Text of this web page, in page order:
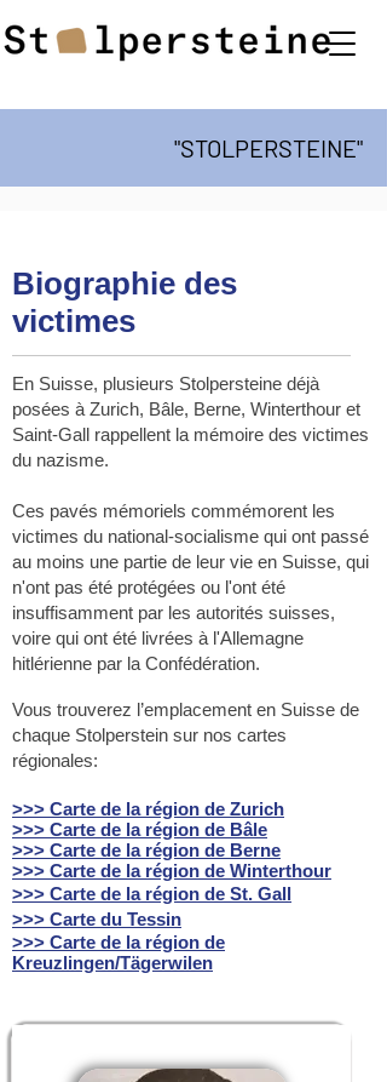
"STOLPERSTEINE"
Biographie des
victimes
En Suisse, plusieurs Stolpersteine déjà
posées à Zurich, Bâle, Berne, Winterthour et
Saint-Gall rappellent la mémoire des victimes
du nazisme.
Ces pavés mémoriels commémorent les
victimes du national-socialisme qui ont passé
au moins une partie de leur vie en Suisse, qui
n'ont pas été protégées ou l'ont été
insuffisamment par les autorités suisses,
voire qui ont été livrées à l'Allemagne
hitlérienne par la Confédération.
Vous trouverez l’emplacement en Suisse de
chaque Stolperstein sur nos cartes
régionales:
>>> Carte de la région de Zurich
>>> Carte de la région de Bâle
>>> Carte de la région de Berne
>>> Carte de la région de Winterthour
>>> Carte de la région de St. Gall
>>> Carte du Tessin
>>> Carte de la région de
Kreuzlingen/Tägerwilen